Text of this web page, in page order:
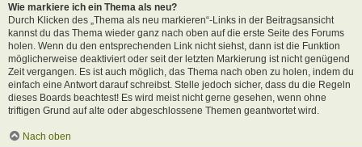
Wie markiere ich ein Thema als neu?
Durch Klicken des „Thema als neu markieren“-Links in der Beitragsansicht
kannst du das Thema wieder ganz nach oben auf die erste Seite des Forums
holen. Wenn du den entsprechenden Link nicht siehst, dann ist die Funktion
möglicherweise deaktiviert oder seit der letzten Markierung ist nicht genügend
Zeit vergangen. Es ist auch möglich, das Thema nach oben zu holen, indem du
einfach eine Antwort darauf schreibst. Stelle jedoch sicher, dass du die Regeln
dieses Boards beachtest! Es wird meist nicht gerne gesehen, wenn ohne
triftigen Grund auf alte oder abgeschlossene Themen geantwortet wird.
Nach oben